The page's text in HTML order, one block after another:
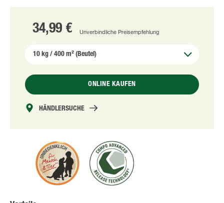
34,99 € Unverbindliche Preisempfehlung
ONLINE KAUFEN
HÄNDLERSUCHE